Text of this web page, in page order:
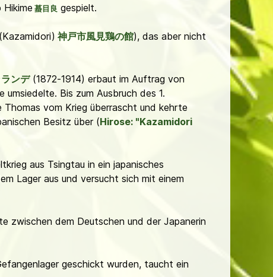
Hikime 蟇目良 gespielt.
神戸市風見鶏の館), das aber nicht
ンデ(1872-1914) erbaut im Auftrag von
Bis zum Ausbruch des 1.
vom Krieg überrascht und kehrte
Besitz über (Hirose: "Kazamidori
aus Tsingtau in ein japanisches
Lager aus und versucht sich mit einem
zwischen dem Deutschen und der Japanerin
geschickt wurden, taucht ein